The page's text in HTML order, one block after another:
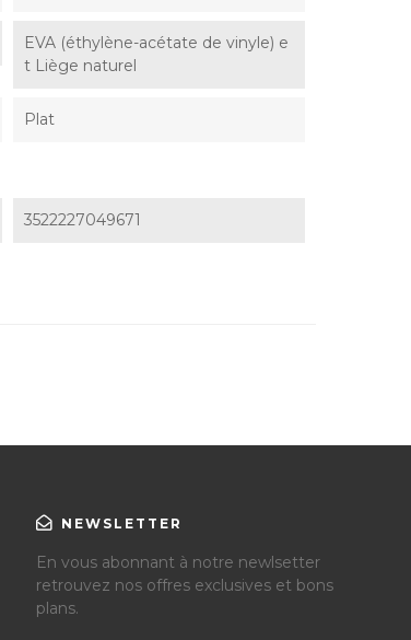
EVA (éthylène-acétate de vinyle) e
t Liège naturel
Plat
3522227049671
NEWSLETTER
En vous abonnant à notre newlsetter
retrouvez nos offres exclusives et bons
plans.